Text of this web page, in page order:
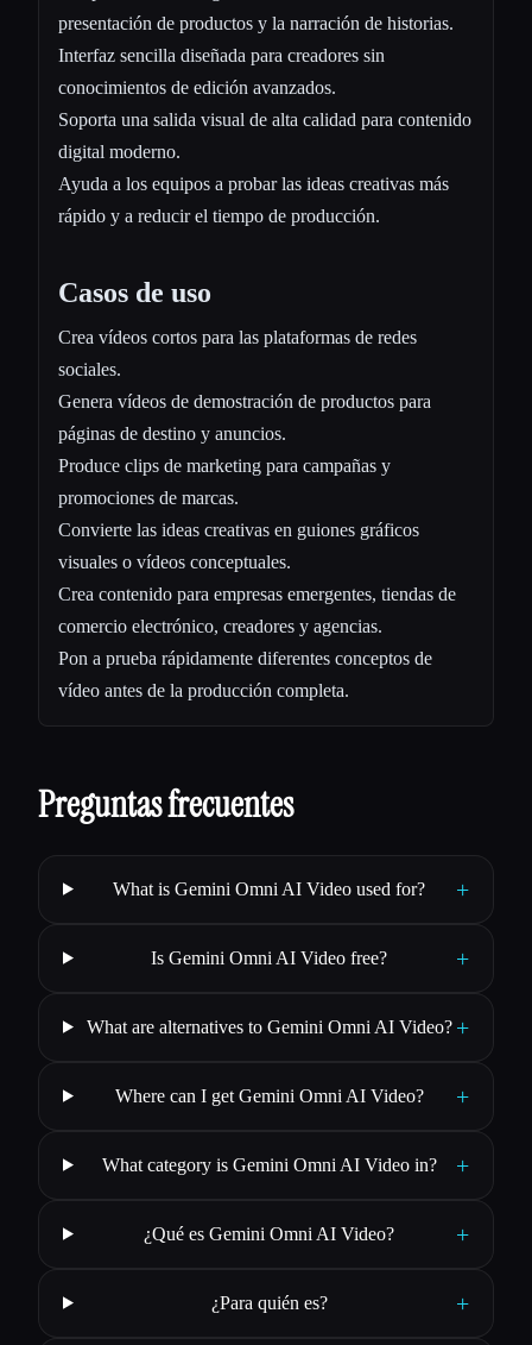
presentación de productos y la narración de historias.
Interfaz sencilla diseñada para creadores sin
conocimientos de edición avanzados.
Soporta una salida visual de alta calidad para contenido
digital moderno.
Ayuda a los equipos a probar las ideas creativas más
rápido y a reducir el tiempo de producción.
Casos de uso
Crea vídeos cortos para las plataformas de redes
sociales.
Genera vídeos de demostración de productos para
páginas de destino y anuncios.
Produce clips de marketing para campañas y
promociones de marcas.
Convierte las ideas creativas en guiones gráficos
visuales o vídeos conceptuales.
Crea contenido para empresas emergentes, tiendas de
comercio electrónico, creadores y agencias.
Pon a prueba rápidamente diferentes conceptos de
vídeo antes de la producción completa.
Preguntas frecuentes
What is Gemini Omni AI Video used for? +
Is Gemini Omni AI Video free? +
What are alternatives to Gemini Omni AI Video? +
Where can I get Gemini Omni AI Video? +
What category is Gemini Omni AI Video in? +
¿Qué es Gemini Omni AI Video? +
¿Para quién es? +